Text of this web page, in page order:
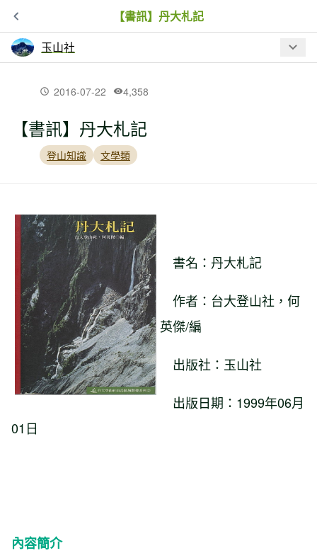
【書訊】丹大札記
玉山社
最新文章
【書訊】流火：鹿野忠雄的臺灣養成
【書訊】拉拉庫斯回憶：我的父親高一
生與那段歲月
2016-07-22 4,358
【書訊】丹大札記
登山知識 文學類
書名：丹大札記
作者： 台大登山社，何
英傑/編
出版社： 玉山社
出版日期：1999年06月
01日
內容簡介